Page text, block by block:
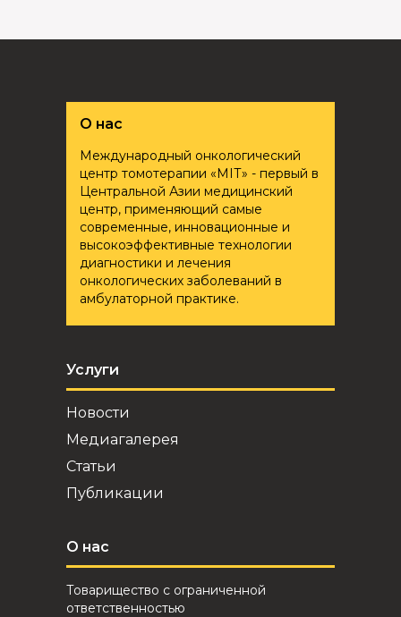
О нас
Международный онкологический
центр томотерапии «ҮМІТ» - первый в
Центральной Азии медицинский
центр, применяющий самые
современные, инновационные и
высокоэффективные технологии
диагностики и лечения
онкологических заболеваний в
амбулаторной практике.
Услуги
Новости
Медиагалерея
Статьи
Публикации
О нас
Товарищество с ограниченной
ответственностью